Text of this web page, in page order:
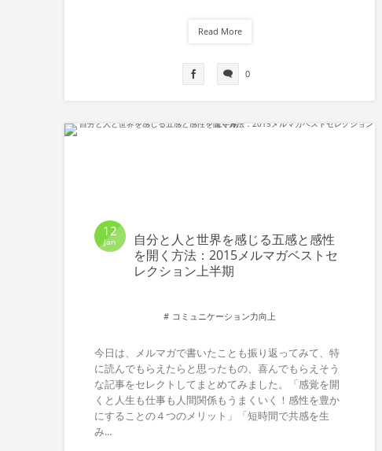
Read More
0
12
Jan
自分と人と世界を感じる五感と感性
を開く方法：2015メルマガベストセ
レクション上半期
コミュニケーション力向上
今日は、メルマガで書いたことも振り返ってみて、特
に読んでもらえたらと思ったもの、喜んでもらえそう
な記事をセレクトしてまとめてみました。「感覚を開
くと人生も仕事も人間関係もうまくいく！感性を豊か
にすることの４つのメリット」「短時間で共感を生
み...